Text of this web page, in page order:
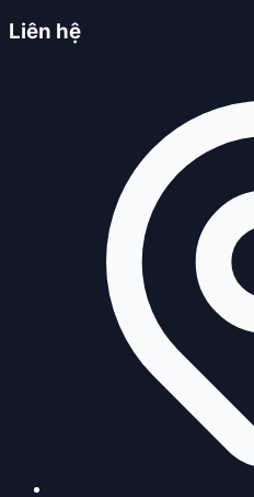
Liên hệ